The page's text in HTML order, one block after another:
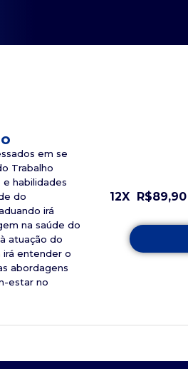
em se
Trabalho
habilidades
do
irá
na saúde do
atuação do
entender o
abordagens
estar no
12X R$89,90